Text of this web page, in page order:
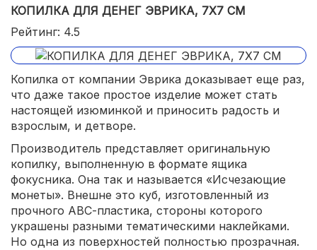
КОПИЛКА ДЛЯ ДЕНЕГ ЭВРИКА, 7Х7 СМ
Рейтинг: 4.5
Копилка от компании Эврика доказывает еще раз,
что даже такое простое изделие может стать
настоящей изюминкой и приносить радость и
взрослым, и детворе.
Производитель представляет оригинальную
копилку, выполненную в формате ящика
фокусника. Она так и называется «Исчезающие
монеты». Внешне это куб, изготовленный из
прочного АВС-пластика, стороны которого
украшены разными тематическими наклейками.
Но одна из поверхностей полностью прозрачная.